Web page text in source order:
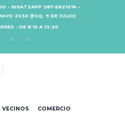
- WHATSAPP 387-5821074 -
2030 (ESQ. 9 DE JULIO)
- DE 8:15 A 13:20
VECINOS COMERCIO